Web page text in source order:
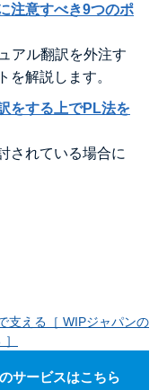
注意すべき9つのポ
アル翻訳を外注す
を解説します。
をする上でPL法を
されている場合に
支える［ WIPジャパンの
サービスはこちら